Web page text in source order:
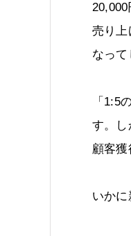
売り上
なって
「1:5
す。し
顧客獲
いかに